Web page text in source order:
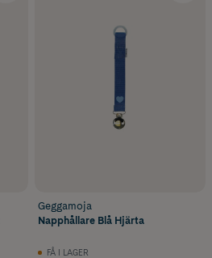
Geggamoja
Napphållare Blå Hjärta
FÅ I LAGER